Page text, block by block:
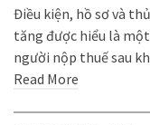
Điều kiện, hồ sơ và
tăng được hiểu là
người nộp thuế sau
Read More